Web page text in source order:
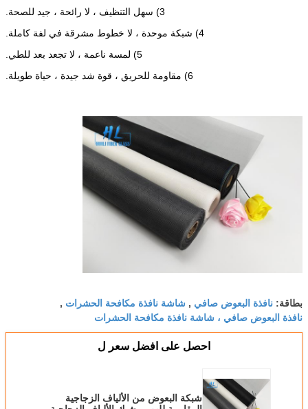
3) سهل التنظيف ، لا رائحة ، جيد للصحة.
4) شبكة موحدة ، لا خطوط مشرقة في لفة كاملة.
5) لمسة ناعمة ، لا تجعد بعد للطي.
6) مقاومة للحريق ، قوة شد جيدة ، حياة طويلة.
بطاقة: نافذة البعوض صافي , شاشة نافذة مكافحة الحشرات ,
نافذة البعوض صافي ، شاشة نافذة مكافحة الحشرات
احصل على افضل سعر ل
شبكة البعوض من الألياف الزجاجية